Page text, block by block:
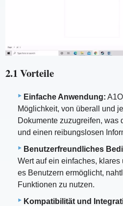
2.1 Vorteile
Einfache Anwendung:
Möglichkeit, von überall und
Dokumente zuzugreifen, was
und einen reibungslosen
Benutzerfreundliches
Wert auf ein einfaches,
es Benutzern ermöglicht,
Funktionen zu nutzen.
Kompatibilität und